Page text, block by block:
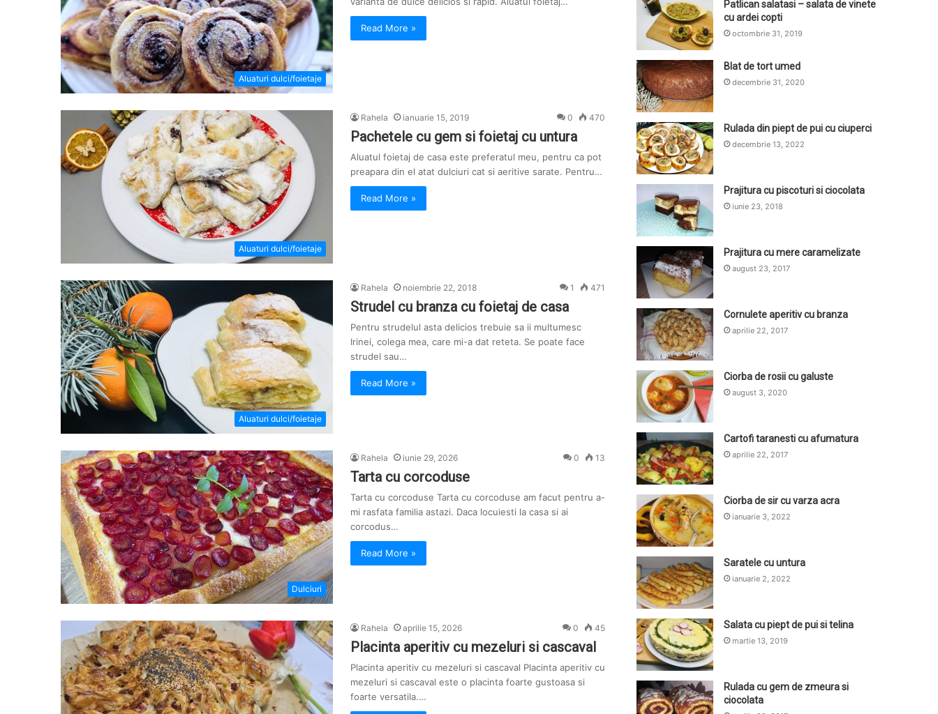
Aluaturi dulci/foietaje
Read More »
Aluaturi dulci/foietaje
Rahela ianuarie 15, 2019 0 470
Pachetele cu gem si foietaj cu untura
Aluatul foietaj de casa este preferatul meu, pentru ca pot
preapara din el atat dulciuri cat si aeritive sarate. Pentru…
Read More »
Aluaturi dulci/foietaje
Rahela noiembrie 22, 2018 1 471
Strudel cu branza cu foietaj de casa
Pentru strudelul asta delicios trebuie sa ii multumesc
Irinei, colega mea, care mi-a dat reteta. Se poate face
strudel sau…
Read More »
Dulciuri
Rahela iunie 29, 2026 0 13
Tarta cu corcoduse
Tarta cu corcoduse Tarta cu corcoduse am facut pentru a-
mi rasfata familia astazi. Daca locuiesti la casa si ai
corcodus…
Read More »
Rahela aprilie 15, 2026 0 45
Placinta aperitiv cu mezeluri si cascaval
Placinta aperitiv cu mezeluri si cascaval Placinta aperitiv cu
mezeluri si cascaval este o placinta foarte gustoasa si
foarte versatila.…
Patlican salatasi – salata de vinete
cu ardei copti
octombrie 31, 2019
Blat de tort umed
decembrie 31, 2020
Rulada din piept de pui cu ciuperci
decembrie 13, 2022
Prajitura cu piscoturi si ciocolata
iunie 23, 2018
Prajitura cu mere caramelizate
august 23, 2017
Cornulete aperitiv cu branza
aprilie 22, 2017
Ciorba de rosii cu galuste
august 3, 2020
Cartofi taranesti cu afumatura
aprilie 22, 2017
Ciorba de sir cu varza acra
ianuarie 3, 2022
Saratele cu untura
ianuarie 2, 2022
Salata cu piept de pui si telina
martie 13, 2019
Rulada cu gem de zmeura si
ciocolata